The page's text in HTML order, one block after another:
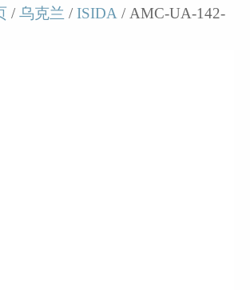
/ 乌克兰 / ISIDA / AMC-UA-142-